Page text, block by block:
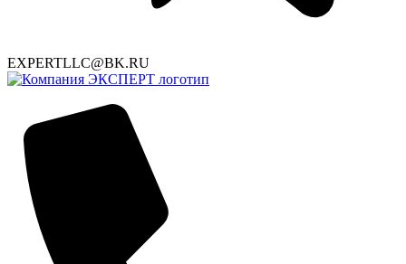
EXPERTLLC@BK.RU